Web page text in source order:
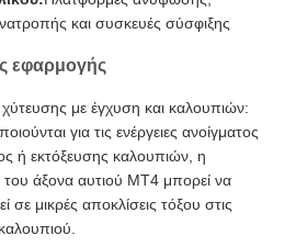
και συσκευές σύσφιξης
εφαρμογής
με έγχυση και καλουπιών:
για τις ενέργειες ανοίγματος
ή εκτόξευσης καλουπιών, η
άξονα αυτιού MT4 μπορεί να
σε μικρές αποκλίσεις τόξου στις